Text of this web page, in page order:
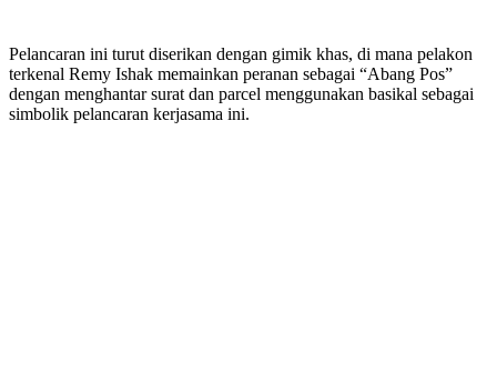
Pelancaran ini turut diserikan dengan gimik khas, di mana pelakon
terkenal Remy Ishak memainkan peranan sebagai “Abang Pos”
dengan menghantar surat dan parcel menggunakan basikal sebagai
simbolik pelancaran kerjasama ini.